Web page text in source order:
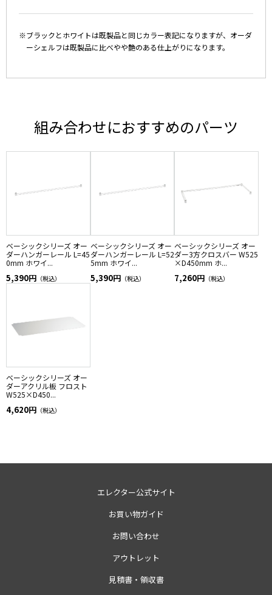
※ブラックとホワイトは既製品と同じカラー表記になりますが、オーダ
ーシェルフは既製品に比べやや艶のある仕上がりになります。
組み合わせにおすすめのパーツ
ベーシックシリーズ オー
ダーハンガーレール L=45
0mm ホワイ...
5,390円 （税込）
ベーシックシリーズ オー
ダーハンガーレール L=52
5mm ホワイ...
5,390円 （税込）
ベーシックシリーズ オー
ダー3方クロスバー W525
×D450mm ホ...
7,260円 （税込）
ベーシックシリーズ オー
ダーアクリル板 フロスト
W525×D450...
4,620円 （税込）
エレクター公式サイト
お買い物ガイド
お問い合わせ
アウトレット
見積書・領収書